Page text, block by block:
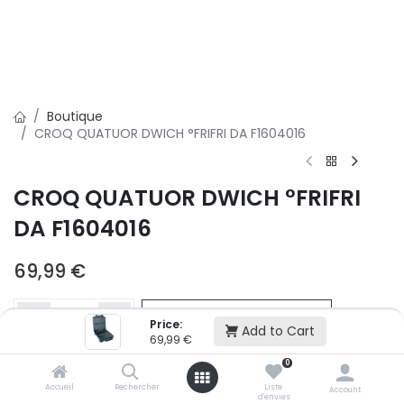
Price:
69,99 € Add to Cart
Accueil Rechercher
0
Liste
d'envies
Account
Boutique
CROQ QUATUOR DWICH °FRIFRI DA F1604016
CROQ QUATUOR DWICH °FRIFRI
DA F1604016
69,99 €
Ajouter au panier
Ajouter à la liste d'envie
Si vous ne pouvez pas ajouter cet article dans votre panier